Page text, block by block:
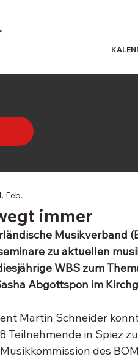
immer
Feb.
Musikverband
zu aktuellen
WBS zum
Abgottspon im
Martin Schneider
Teilnehmende in Spiez
des